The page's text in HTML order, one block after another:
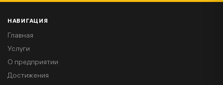
НАВИГАЦИЯ
Главная
Услуги
О предприятии
Достижения